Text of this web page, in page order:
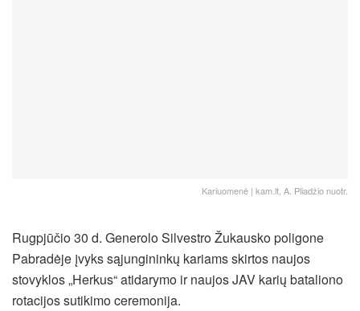
Kariuomenė | kam.lt, A. Pliadžio nuotr.
Rugpjūčio 30 d. Generolo Silvestro Žukausko poligone
Pabradėje įvyks sąjungininkų kariams skirtos naujos
stovyklos „Herkus“ atidarymo ir naujos JAV karių bataliono
rotacijos sutikimo ceremonija.